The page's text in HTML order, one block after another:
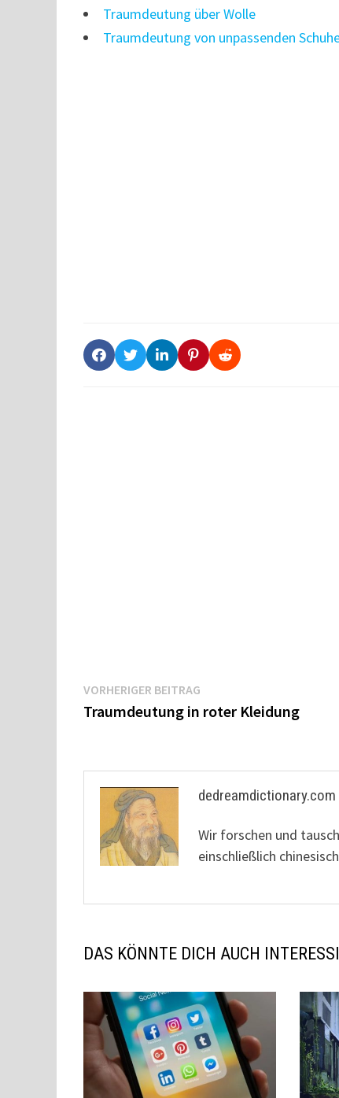
Traumdeutung über Wolle
Traumdeutung von unpassenden
Beitragsnavigation
VORHERIGER BEITRAG
Beitrag:
Traumdeutung in roter Kleidung
dedreamdictionary.com
Wir forschen und
einschließlich
DAS KÖNNTE DICH AUCH